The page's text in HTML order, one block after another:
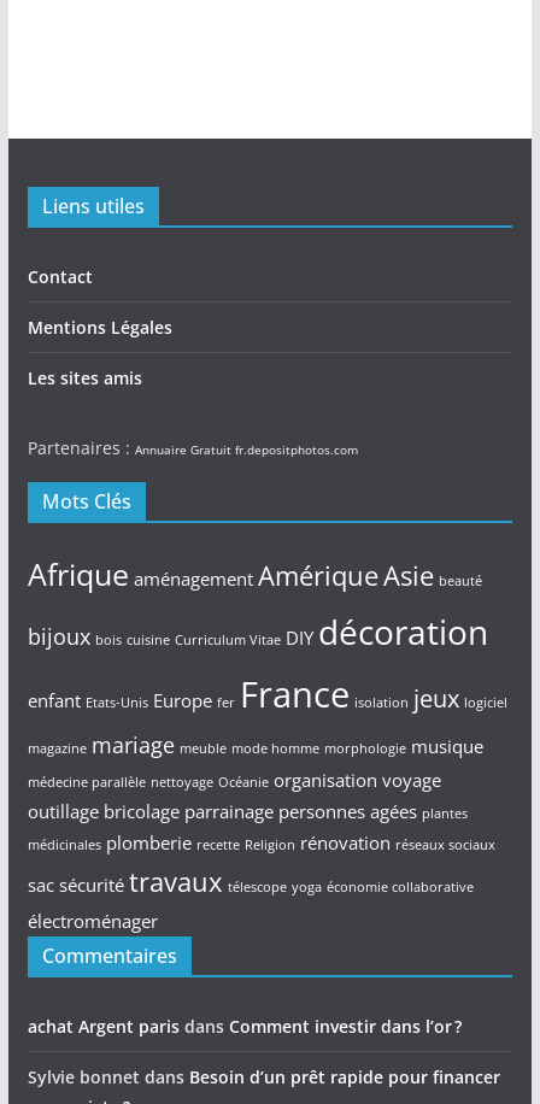
Liens utiles
Contact
Mentions Légales
Les sites amis
Partenaires : Annuaire Gratuit fr.depositphotos.com
Mots Clés
Afrique aménagement AmériqueAsie beauté
bijoux bois cuisine Curriculum Vitae DIY décoration
enfant Etats-Unis Europe fer France isolation jeux logiciel
magazine mariage meuble mode homme morphologie musique
médecine parallèle nettoyage Océanie organisation voyage
outillage bricolage parrainage personnes agées plantes
médicinales plomberie recette Religion rénovation réseaux sociaux
sac sécurité travaux télescope yoga économie collaborative
électroménager
Commentaires
achat Argent parisdans Comment investir dans l’or ?
Sylvie bonnet dans Besoin d’un prêt rapide pour financer